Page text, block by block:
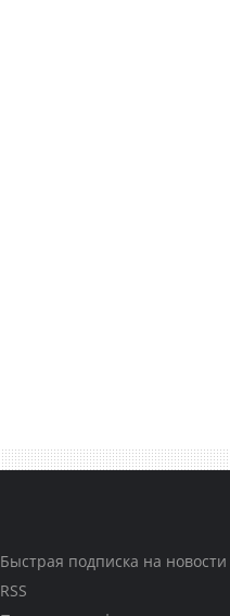
Быстрая подписка на новости
RSS